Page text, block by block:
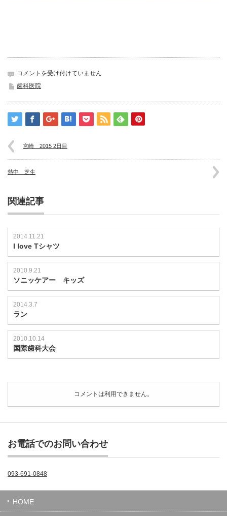
モ
ニ
ー
を
少
化
は
コメントを受け付けていません
歯科医院
宮崎 2015 2日目
熱中 芝生
関連記事
2014.11.21
I love Tシャツ
2010.9.21
ソニッケアー キッズ
2014.3.7
ラン
2010.10.14
国際歯科大会
コメントは利用できません。
お電話でのお問い合わせ
093-691-0848
HOME